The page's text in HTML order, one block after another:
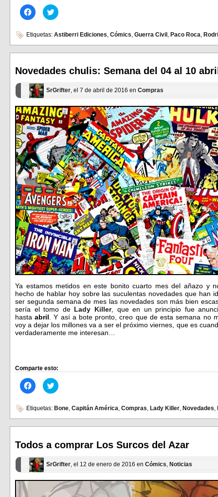
Haz
clic
en
Facebook
(Se
abre
ventana
nueva)
Haz
clic
en
(Se
abre
ventana
nueva)
Etiquetas: Astiberri Ediciones, Cómics, Guerra Civil , Paco Roca,
Novedades chulis: Semana del 04 al 10
SrGrifter, el 7 de abril de 2016 en Compras
Ya estamos metidos en este bonito cuarto mes del añazo y
hecho de hablar hoy sobre las suculentas novedades que han
ser segunda semana de mes las novedades son más bien
sería el tomo de Lady Killer, que en un principio fue
hastaabril. Y así a bote pronto, creo que de esta semana no
voy a dejar los millones va a ser el próximo viernes, que es
verdaderamente me interesan…
Comparte esto:
Haz
clic
en
Facebook
(Se
abre
ventana
nueva)
Haz
clic
en
Twitter
(Se
abre
ventana
nueva)
Etiquetas: Bone, Capitán América, Compras, Lady Killer, Novedades,
Todos a comprar Los Surcos del Azar
SrGrifter, el 12 de enero de 2016 en Cómics, Noticias